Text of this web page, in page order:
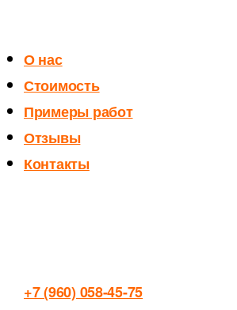
О нас
Стоимость
Примеры работ
Отзывы
Контакты
+7 (960) 058-45-75